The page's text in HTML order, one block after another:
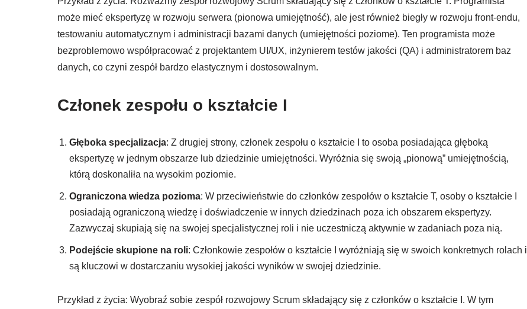
może mieć ekspertyzę w rozwoju serwera (pionowa umiejętność), ale jest również biegły w rozwoju front-endu,
testowaniu automatycznym i administracji bazami danych (umiejętności poziome). Ten programista może
bezproblemowo współpracować z projektantem UI/UX, inżynierem testów jakości (QA) i administratorem baz
danych, co czyni zespół bardzo elastycznym i dostosowalnym.
Członek zespołu o kształcie I
Głęboka specjalizacja: Z drugiej strony, członek zespołu o kształcie I to osoba posiadająca głęboką
ekspertyzę w jednym obszarze lub dziedzinie umiejętności. Wyróżnia się swoją „pionową” umiejętnością,
którą doskonaliła na wysokim poziomie.
Ograniczona wiedza pozioma: W przeciwieństwie do członków zespołów o kształcie T, osoby o kształcie I
posiadają ograniczoną wiedzę i doświadczenie w innych dziedzinach poza ich obszarem ekspertyzy.
Zazwyczaj skupiają się na swojej specjalistycznej roli i nie uczestniczą aktywnie w zadaniach poza nią.
Podejście skupione na roli: Członkowie zespołów o kształcie I wyróżniają się w swoich konkretnych rolach i
są kluczowi w dostarczaniu wysokiej jakości wyników w swojej dziedzinie.
Przykład z życia: Wyobraź sobie zespół rozwojowy Scrum składający się z członków o kształcie I. W tym